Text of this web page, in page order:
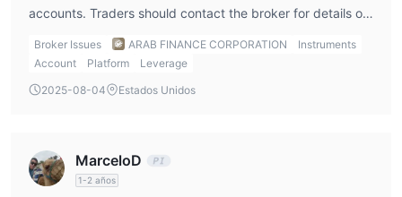
plataformas de negociación lo hacen menos atractivo. No
principiante.
Preguntas Frecuentes
información.
¿Es AFC adecuado para el day trading?
accounts. Traders should contact the broker for details on
leverage options.
Broker Issues ARAB FINANCE CORPORATION
Instruments
Account
Platform
Leverage
2025-08-04
Estados Unidos
MarceloD
1-2 años